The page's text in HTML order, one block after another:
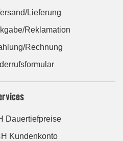
Lieferung
Reklamation
Rechnung
Dauertiefpreise
Kundenkonto